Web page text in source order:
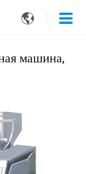

машина,